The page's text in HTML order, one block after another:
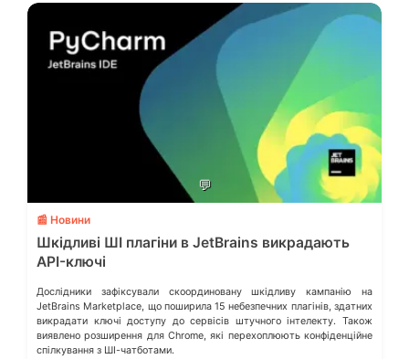
💬
📰 Новини
Шкідливі ШІ плагіни в JetBrains викрадають
API-ключі
Дослідники зафіксували скоординовану шкідливу кампанію на
JetBrains Marketplace, що поширила 15 небезпечних плагінів, здатних
викрадати ключі доступу до сервісів штучного інтелекту. Також
виявлено розширення для Chrome, які перехоплюють конфіденційне
спілкування з ШІ-чатботами.